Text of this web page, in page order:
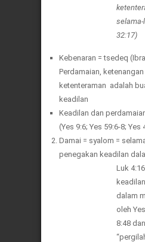
selama-
32:17)
Kebenaran = tsedeq
Perdamaian, ketenangan
ketenteraman adalah
keadilan
Keadilan dan
(Yes 9:6; Yes 59:6-8; Yes
Damai = syalom =
penegakan keadilan
Luk
dalam
oleh
8:48